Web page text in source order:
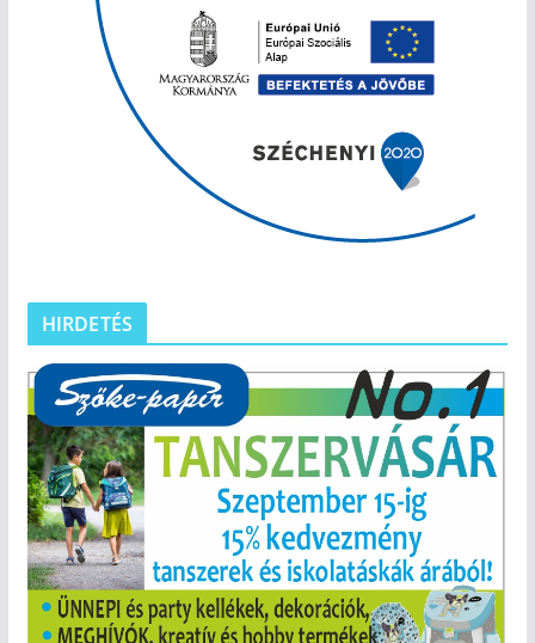
HIRDETÉS